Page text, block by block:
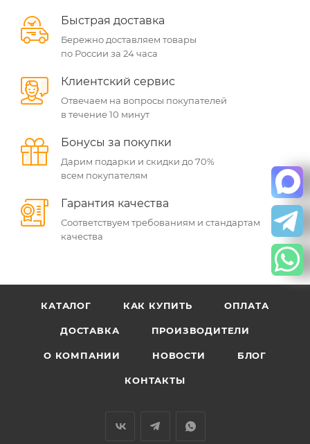
Быстрая доставка
Бережно доставляем товары
по России за 24 часа
Клиентский сервис
Отвечаем на вопросы покупателей
в течение 10 минут
Бонусы за покупки
Дарим подарки и скидки до 70%
всем покупателям
Гарантия качества
Соответствуем требованиям и стандартам
качества
КАТАЛОГ КАК КУПИТЬ ОПЛАТА
ДОСТАВКА ПРОИЗВОДИТЕЛИ
О КОМПАНИИ НОВОСТИ БЛОГ
КОНТАКТЫ